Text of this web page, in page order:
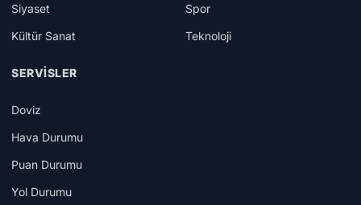
Siyaset
Spor
Kültür Sanat
Teknoloji
SERVISLER
Doviz
Hava Durumu
Puan Durumu
Yol Durumu